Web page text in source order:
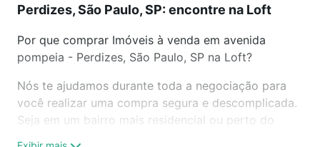
Perdizes, São Paulo, SP: encontre na Loft
Por que comprar Imóveis à venda em avenida
pompeia - Perdizes, São Paulo, SP na Loft?
Nós te ajudamos durante toda a negociação para
você realizar uma compra segura e descomplicada.
Seja em um bairro mais residencial ou perto do